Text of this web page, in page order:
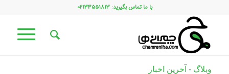
با ما تماس بگیرید: ۰۲۱۳۳۵۵۱۸۱۳
وبلاگ - آخرین اخبار